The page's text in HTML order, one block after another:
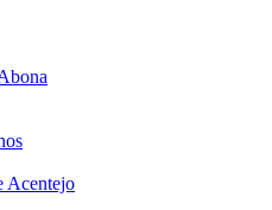
Acentejo